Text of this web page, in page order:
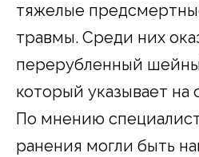
тяжелые
травмы. Среди них
перерубленный
который указывает на
По мнению
ранения могли быть